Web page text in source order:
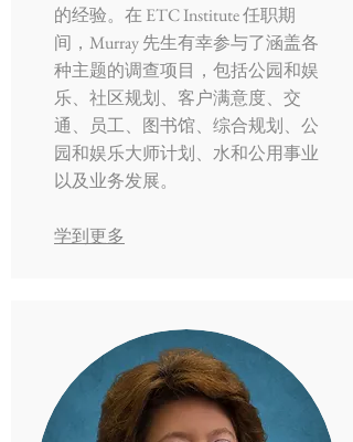
的经验。在 ETC Institute 任职期
间，Murray 先生有幸参与了涵盖各
种主题的调查项目，包括公园和娱
乐、社区规划、客户满意度、交
通、员工、图书馆、综合规划、公
园和娱乐大师计划、水和公用事业
以及业务发展。
学到更多